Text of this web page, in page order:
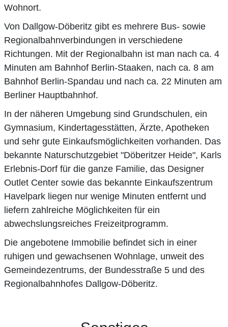
Wohnort.
Von Dallgow-Döberitz gibt es mehrere Bus- sowie
Regionalbahnverbindungen in verschiedene
Richtungen. Mit der Regionalbahn ist man nach ca. 4
Minuten am Bahnhof Berlin-Staaken, nach ca. 8 am
Bahnhof Berlin-Spandau und nach ca. 22 Minuten am
Berliner Hauptbahnhof.
In der näheren Umgebung sind Grundschulen, ein
Gymnasium, Kindertagesstätten, Ärzte, Apotheken
und sehr gute Einkaufsmöglichkeiten vorhanden. Das
bekannte Naturschutzgebiet "Döberitzer Heide", Karls
Erlebnis-Dorf für die ganze Familie, das Designer
Outlet Center sowie das bekannte Einkaufszentrum
Havelpark liegen nur wenige Minuten entfernt und
liefern zahlreiche Möglichkeiten für ein
abwechslungsreiches Freizeitprogramm.
Die angebotene Immobilie befindet sich in einer
ruhigen und gewachsenen Wohnlage, unweit des
Gemeindezentrums, der Bundesstraße 5 und des
Regionalbahnhofes Dallgow-Döberitz.